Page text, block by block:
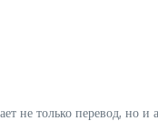
не только перевод, но